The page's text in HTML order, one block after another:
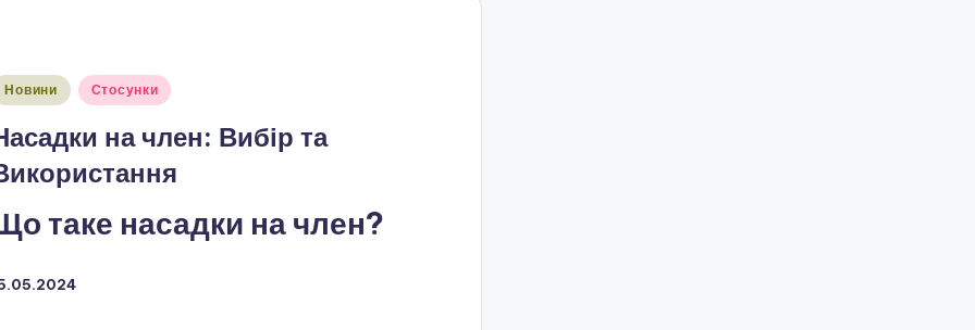
Новини Стосунки
на член: Вибір та
таке насадки на член?